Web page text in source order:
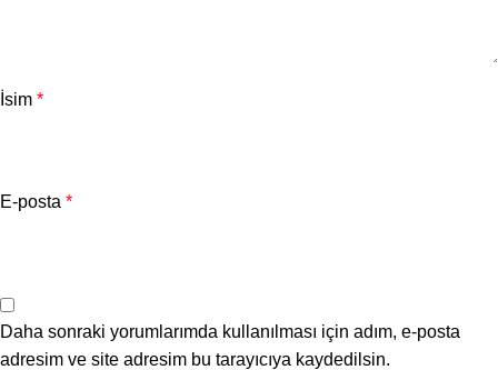
İsim *
E-posta *
Daha sonraki yorumlarımda kullanılması için adım, e-posta
adresim ve site adresim bu tarayıcıya kaydedilsin.